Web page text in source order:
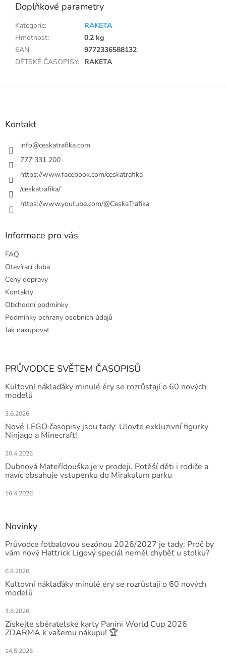
Doplňkové parametry
Kategorie:
RAKETA
Hmotnost:
0.2 kg
EAN:
9772336588132
DĚTSKÉ ČASOPISY: RAKETA
Z
Kontakt
info@ceskatrafika.com
777 331 200
https://www.facebook.com/ceskatrafika
/ceskatrafika/
https://www.youtube.com/@CeskaTrafika
Informace pro vás
FAQ
Otevírací doba
Ceny dopravy
Kontakty
Obchodní podmínky
Podmínky ochrany osobních údajů
Jak nakupovat
PRŮVODCE SVĚTEM ČASOPISŮ
Kultovní náklaďáky minulé éry se rozrůstají o 60 nových
modelů
3.6.2026
Nové LEGO časopisy jsou tady: Ulovte exkluzivní figurky
Ninjago a Minecraft!
20.4.2026
Dubnová Mateřídouška je v prodeji. Potěší děti i rodiče a
navíc obsahuje vstupenku do Mirakulum parku
16.4.2026
Novinky
Průvodce fotbalovou sezónou 2026/2027 je tady: Proč by
vám nový Hattrick Ligový speciál neměl chybět u stolku?
6.8.2026
Kultovní náklaďáky minulé éry se rozrůstají o 60 nových
modelů
3.6.2026
Získejte sběratelské karty Panini World Cup 2026
ZDARMA k vašemu nákupu! 🏆
14.5.2026